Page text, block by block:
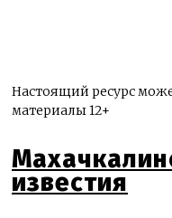
Настоящий ресурс
материалы 12+
известия